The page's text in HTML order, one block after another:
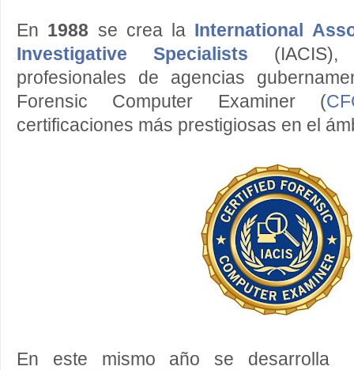
En 1988 se crea la International
Investigative Specialists (IACIS),
profesionales de agencias
Forensic Computer Examiner (
certificaciones más prestigiosas en el
En este mismo año se